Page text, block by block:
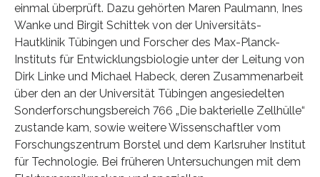
einmal überprüft. Dazu gehörten Maren Paulmann, Ines
Wanke und Birgit Schittek von der Universitäts-
Hautklinik Tübingen und Forscher des Max-Planck-
Instituts für Entwicklungsbiologie unter der Leitung von
Dirk Linke und Michael Habeck, deren Zusammenarbeit
über den an der Universität Tübingen angesiedelten
Sonderforschungsbereich 766 „Die bakterielle Zellhülle“
zustande kam, sowie weitere Wissenschaftler vom
Forschungszentrum Borstel und dem Karlsruher Institut
für Technologie. Bei früheren Untersuchungen mit dem